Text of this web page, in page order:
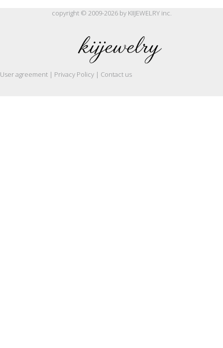
copyright © 2009-2026 by KIIJEWELRY inc.
User agreement | Privacy Policy | Contact us